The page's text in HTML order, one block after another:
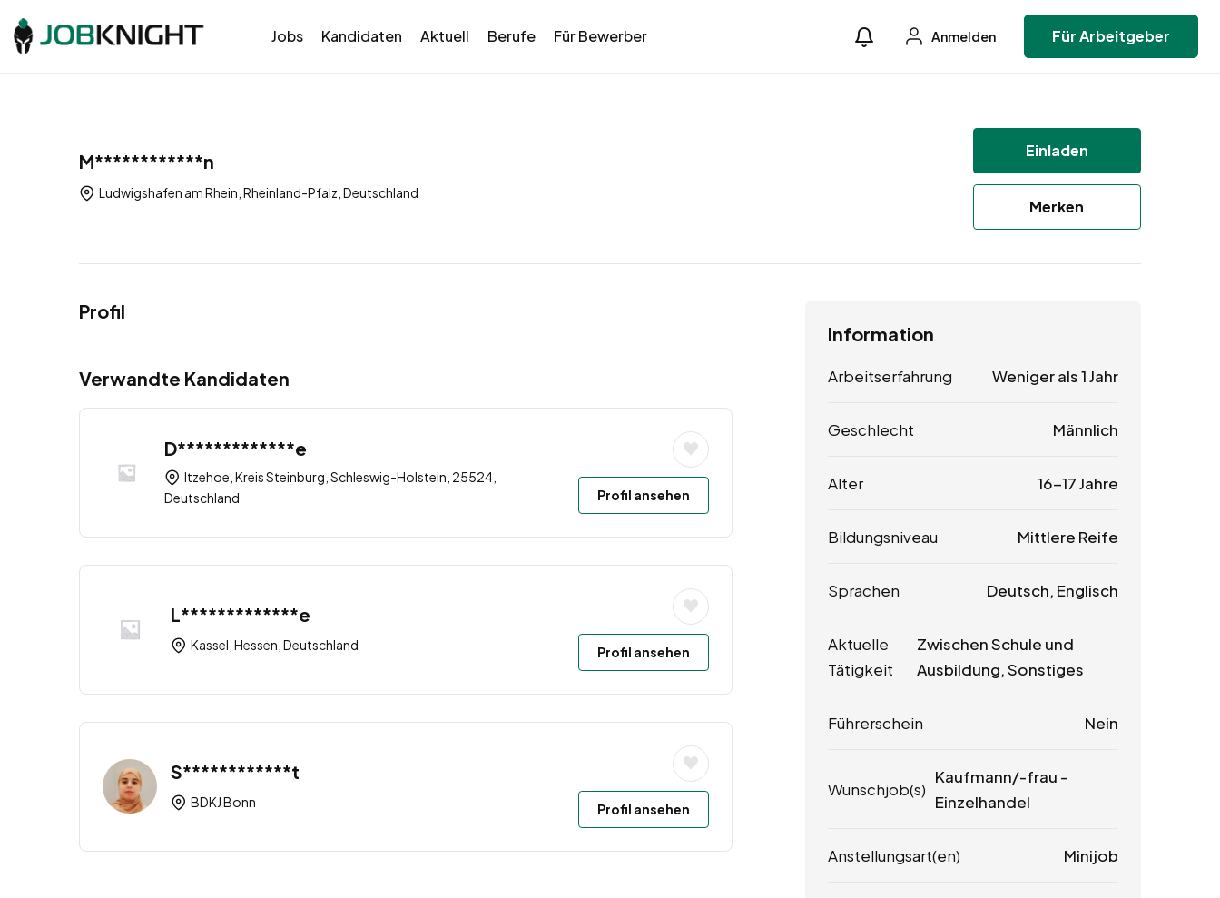
Jobs Kandidaten Aktuell Berufe Für Bewerber Anmelden Für Arbeitgeber
M************n
Ludwigshafen am Rhein, Rheinland-Pfalz, Deutschland
Einladen
Merken
Profil
Verwandte Kandidaten
D*************e
Itzehoe, Kreis Steinburg, Schleswig-Holstein, 25524,
Deutschland
Profil ansehen
L*************e
Kassel, Hessen, Deutschland Profil ansehen
S************t
BDKJ Bonn Profil ansehen
Information
Arbeitserfahrung Weniger als 1 Jahr
Geschlecht Männlich
Alter 16-17 Jahre
Bildungsniveau Mittlere Reife
Sprachen Deutsch, Englisch
Aktuelle
Tätigkeit
Zwischen Schule und
Ausbildung, Sonstiges
Führerschein Nein
Wunschjob(s)
Kaufmann/-frau -
Einzelhandel
Anstellungsart(en) Minijob